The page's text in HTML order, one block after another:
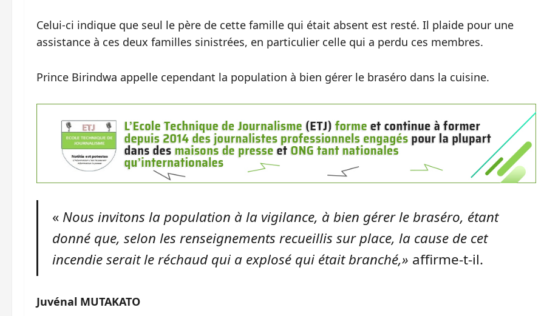
Celui-ci indique que seul le père de cette famille qui était absent est resté. Il plaide pour une
assistance à ces deux familles sinistrées, en particulier celle qui a perdu ces membres.
Prince Birindwa appelle cependant la population à bien gérer le braséro dans la cuisine.
« Nous invitons la population à la vigilance, à bien gérer le braséro, étant
donné que, selon les renseignements recueillis sur place, la cause de cet
incendie serait le réchaud qui a explosé qui était branché,» affirme-t-il.
Juvénal MUTAKATO